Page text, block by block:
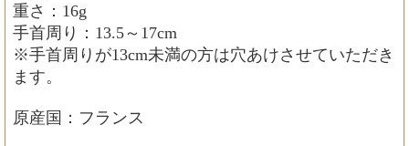
重さ：16g
手首周り：13.5～17cm
※手首周りが13cm未満の方は穴あけさせていただき
ます。
原産国：フランス